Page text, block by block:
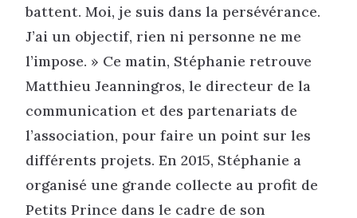
battent. Moi, je suis dans la persévérance.
J’ai un objectif, rien ni personne ne me
l’impose. » Ce matin, Stéphanie retrouve
Matthieu Jeanningros, le directeur de la
communication et des partenariats de
l’association, pour faire un point sur les
différents projets. En 2015, Stéphanie a
organisé une grande collecte au profit de
Petits Prince dans le cadre de son